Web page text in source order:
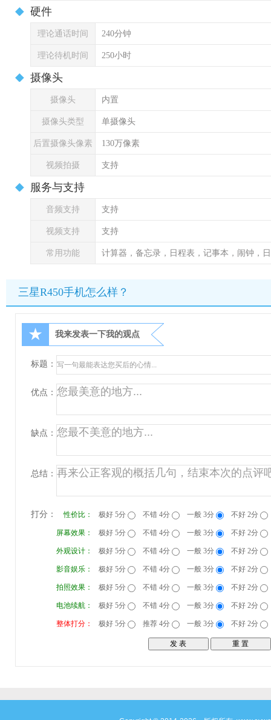
硬件
理论通话时间 240分钟
理论待机时间 250小时
摄像头
摄像头 内置
摄像头类型 单摄像头
后置摄像头像素 130万像素
视频拍摄 支持
服务与支持
音频支持 支持
视频支持 支持
常用功能 计算器，备忘录，日程表，记事本，闹钟，
三星R450手机怎么样？
★ 我来发表一下我的观点
标题：
优点：
缺点：
总结：
打分： 性价比： 极好 5分 不错 4分 一般 3分 不好 2分
屏幕效果： 极好 5分 不错 4分 一般 3分 不好 2分
外观设计： 极好 5分 不错 4分 一般 3分 不好 2分
影音娱乐： 极好 5分 不错 4分 一般 3分 不好 2分
拍照效果： 极好 5分 不错 4分 一般 3分 不好 2分
电池续航： 极好 5分 不错 4分 一般 3分 不好 2分
整体打分： 极好 5分 推荐 4分 一般 3分 不好 2分